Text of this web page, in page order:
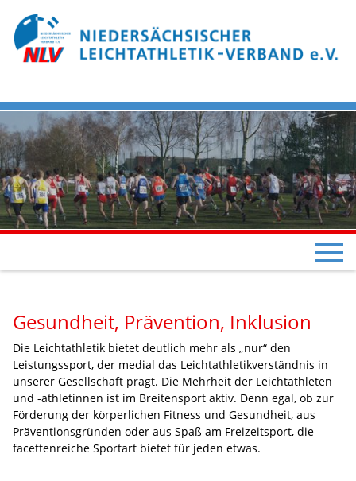
Gesundheit, Prävention, Inklusion
Die Leichtathletik bietet deutlich mehr als „nur“ den
Leistungssport, der medial das Leichtathletikverständnis in
unserer Gesellschaft prägt. Die Mehrheit der Leichtathleten
und -athletinnen ist im Breitensport aktiv. Denn egal, ob zur
Förderung der körperlichen Fitness und Gesundheit, aus
Präventionsgründen oder aus Spaß am Freizeitsport, die
facettenreiche Sportart bietet für jeden etwas.